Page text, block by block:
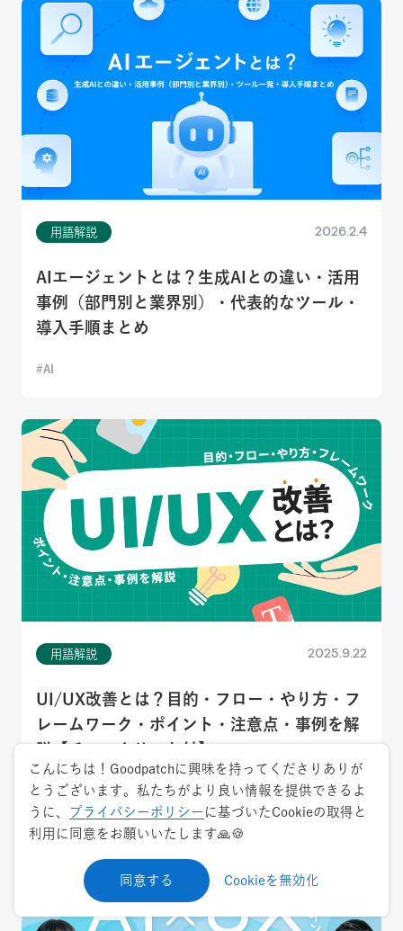
用語解説 2026.2.4
AIエージェントとは？生成AIとの違い・活用
事例（部門別と業界別）・代表的なツール・
導入手順まとめ
AI
用語解説 2025.9.22
UI/UX改善とは？目的・フロー・やり方・フ
レームワーク・ポイント・注意点・事例を解
説【チェックリスト付】
UIデザイン UXデザイン
こんにちは！Goodpatchに興味を持ってくださりありが
とうございます。私たちがより良い情報を提供できるよ
うに、
プライバシーポリシー に基づいたCookieの取得と
利用に同意をお願いいたします🙏🍪
同意する Cookieを無効化